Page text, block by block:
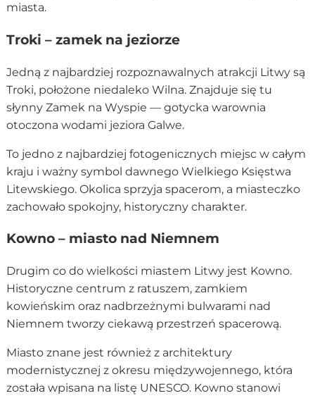
miasta.
Troki – zamek na jeziorze
Jedną z najbardziej rozpoznawalnych atrakcji Litwy są
Troki, położone niedaleko Wilna. Znajduje się tu
słynny Zamek na Wyspie — gotycka warownia
otoczona wodami jeziora Galwe.
To jedno z najbardziej fotogenicznych miejsc w całym
kraju i ważny symbol dawnego Wielkiego Księstwa
Litewskiego. Okolica sprzyja spacerom, a miasteczko
zachowało spokojny, historyczny charakter.
Kowno – miasto nad Niemnem
Drugim co do wielkości miastem Litwy jest Kowno.
Historyczne centrum z ratuszem, zamkiem
kowieńskim oraz nadbrzeżnymi bulwarami nad
Niemnem tworzy ciekawą przestrzeń spacerową.
Miasto znane jest również z architektury
modernistycznej z okresu międzywojennego, która
została wpisana na listę UNESCO. Kowno stanowi